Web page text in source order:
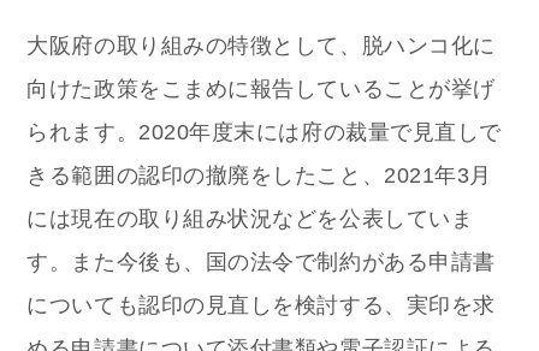
大阪府の取り組みの特徴として、脱ハンコ化に
向けた政策をこまめに報告していることが挙げ
られます。2020年度末には府の裁量で見直しで
きる範囲の認印の撤廃をしたこと、2021年3月
には現在の取り組み状況などを公表していま
す。また今後も、国の法令で制約がある申請書
についても認印の見直しを検討する、実印を求